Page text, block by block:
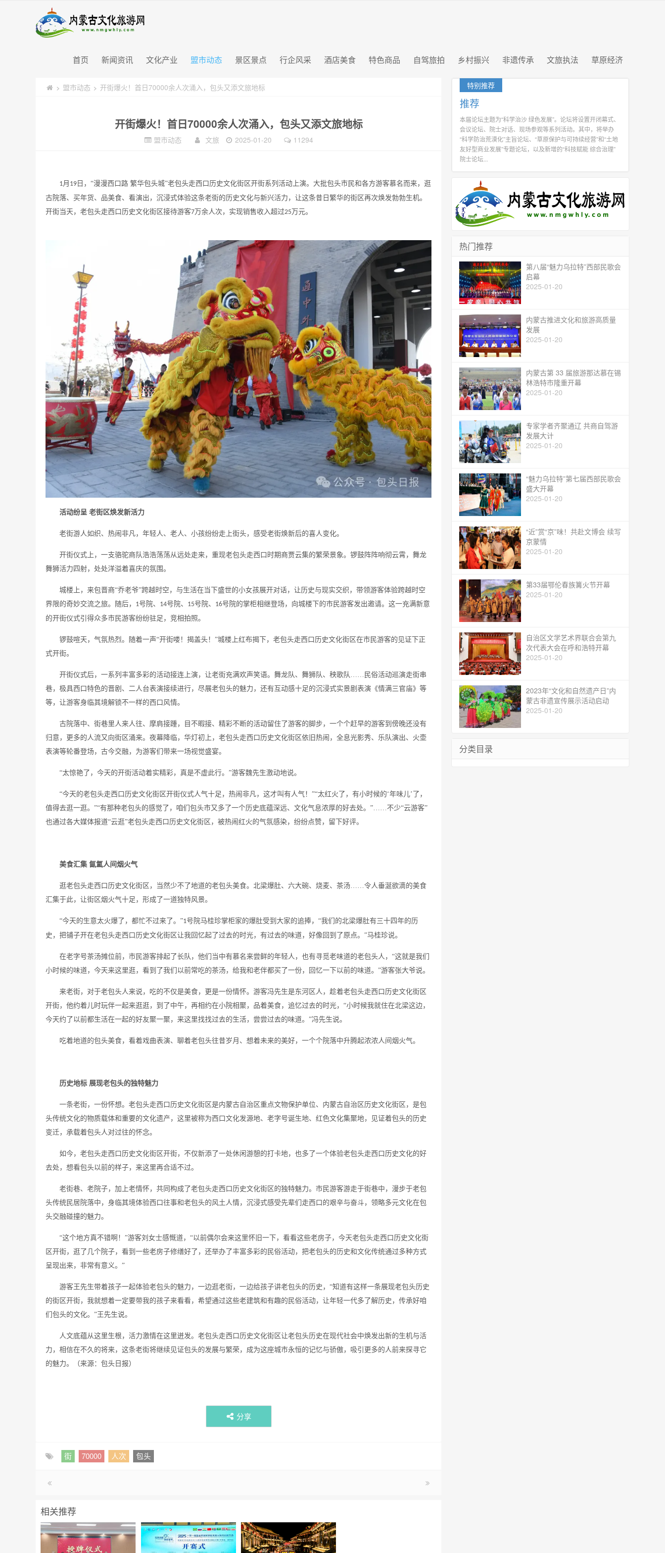
首页 新闻资讯 文化产业 盟市动态 景区景点 行企风采 酒店美食 特色商品 自驾旅拍 乡村振兴 非遗传承 文旅执法 草原经济
> 盟市动态 > 开街爆火！首日70000余人次涌入，包头又添文旅地标
开街爆火！首日70000余人次涌入，包头又添文旅地标
盟市动态 文旅 2025-01-20 11294
1月 19 日，“漫漫西口路 繁华包头城”老包头走西口历史文化街区开街系列活动上演。大批包头市民和各方游客慕名而来，逛
古院落、买年货、品美食、看演出，沉浸式体验这条老街的历史文化与新兴活力，让这条昔日繁华的街区再次焕发勃勃生机。
开街当天，老包头走西口历史文化街区接待游客7万余人次，实现销售收入超过25万元。
活动纷呈 老街区焕发新活力
老街游人如织、热闹非凡，年轻人、老人、小孩纷纷走上街头，感受老街焕新后的喜人变化。
开街仪式上，一支骆驼商队浩浩荡荡从远处走来，重现老包头走西口时期商贾云集的繁荣景象。锣鼓阵阵响彻云霄，舞龙
舞狮活力四射，处处洋溢着喜庆的氛围。
城楼上，来包晋商“乔老爷”跨越时空，与生活在当下盛世的小女孩展开对话，让历史与现实交织，带领游客体验跨越时空
界限的奇妙交流之旅。随后， 1号院、 14号院、 15号院、 16号院的掌柜相继登场，向城楼下的市民游客发出邀请。这一充满新意
的开街仪式引得众多市民游客纷纷驻足，竞相拍照。
锣鼓喧天，气氛热烈。随着一声“开街喽！揭盖头！”城楼上红布揭下，老包头走西口历史文化街区在市民游客的见证下正
式开街。
开街仪式后，一系列丰富多彩的活动接连上演，让老街充满欢声笑语。舞龙队、舞狮队、秧歌队
……民俗活动巡演走街串
巷，极具西口特色的晋剧、二人台表演接续进行，尽展老包头的魅力，还有互动感十足的沉浸式实景剧表演《情满三官庙》等
等，让游客身临其境解锁不一样的西口风情。
古院落中、街巷里人来人往、摩肩接踵，目不暇接、精彩不断的活动留住了游客的脚步，一个个赶早的游客到傍晚还没有
归意，更多的人流又向街区涌来。夜幕降临，华灯初上，老包头走西口历史文化街区依旧热闹，全息光影秀、乐队演出、火壶
表演等轮番登场，古今交融，为游客们带来一场视觉盛宴。
“太惊艳了，今天的开街活动着实精彩，真是不虚此行。”游客魏先生激动地说。
“今天的老包头走西口历史文化街区开街仪式人气十足，热闹非凡，这才叫有人气！”“太红火了，有小时候的‘年味儿’了，
值得去逛一逛。”“有那种老包头的感觉了，咱们包头市又多了一个历史底蕴深远、文化气息浓厚的好去处。”……不少“云游客”
也通过各大媒体报道“云逛”老包头走西口历史文化街区，被热闹红火的气氛感染，纷纷点赞，留下好评。
美食汇集 氤氲人间烟火气
逛老包头走西口历史文化街区，当然少不了地道的老包头美食。北梁爆肚、六大碗、烧麦、茶汤 ……令人垂涎欲滴的美食
汇集于此，让街区烟火气十足，形成了一道独特风景。
“今天的生意太火爆了，都忙不过来了。”1号院马桂珍掌柜家的爆肚受到大家的追捧，“我们的北梁爆肚有三十四年的历
史，把铺子开在老包头走西口历史文化街区让我回忆起了过去的时光，有过去的味道，好像回到了原点。”马桂珍说。
在老字号茶汤摊位前，市民游客排起了长队，他们当中有慕名来尝鲜的年轻人，也有寻觅老味道的老包头人， “这就是我们
小时候的味道，今天来这里逛，看到了我们以前常吃的茶汤，给我和老伴都买了一份，回忆一下以前的味道。”游客张大爷说。
来老街，对于老包头人来说，吃的不仅是美食，更是一份情怀。游客冯先生是东河区人，趁着老包头走西口历史文化街区
开街，他约着儿时玩伴一起来逛逛，到了中午，再相约在小院相聚，品着美食，追忆过去的时光， “小时候我就住在北梁这边，
今天约了以前都生活在一起的好友聚一聚，来这里找找过去的生活，尝尝过去的味道。”冯先生说。
吃着地道的包头美食，看着戏曲表演、聊着老包头往昔岁月、想着未来的美好，一个个院落中升腾起浓浓人间烟火气。
历史地标 展现老包头的独特魅力
一条老街，一份怀想。老包头走西口历史文化街区是内蒙古自治区重点文物保护单位、内蒙古自治区历史文化街区，是包
头传统文化的物质载体和重要的文化遗产，这里被称为西口文化发源地、老字号诞生地、红色文化集聚地，见证着包头的历史
变迁，承载着包头人对过往的怀念。
如今，老包头走西口历史文化街区开街，不仅新添了一处休闲游憩的打卡地，也多了一个体验老包头走西口历史文化的好
去处，想看包头以前的样子，来这里再合适不过。
老街巷、老院子，加上老情怀，共同构成了老包头走西口历史文化街区的独特魅力。市民游客游走于街巷中，漫步于老包
头传统民居院落中，身临其境体验西口往事和老包头的风土人情，沉浸式感受先辈们走西口的艰辛与奋斗，领略多元文化在包
头交融碰撞的魅力。
“这个地方真不错啊！”游客刘女士感慨道，“以前偶尔会来这里怀旧一下，看看这些老房子，今天老包头走西口历史文化街
区开街，逛了几个院子，看到一些老房子修缮好了，还举办了丰富多彩的民俗活动，把老包头的历史和文化传统通过多种方式
呈现出来，非常有意义。”
游客王先生带着孩子一起体验老包头的魅力，一边逛老街，一边给孩子讲老包头的历史， “知道有这样一条展现老包头历史
的街区开街，我就想着一定要带我的孩子来看看，希望通过这些老建筑和有趣的民俗活动，让年轻一代多了解历史，传承好咱
们包头的文化。”王先生说。
人文底蕴从这里生根，活力激情在这里迸发。老包头走西口历史文化街区让老包头历史在现代社会中焕发出新的生机与活
力，相信在不久的将来，这条老街将继续见证包头的发展与繁荣，成为这座城市永恒的记忆与骄傲，吸引更多的人前来探寻它
的魅力。（来源：包头日报）
分享
街 70000 人次 包头
相关推荐
特别推荐
推荐
本届论坛主题为“科学治沙 绿色发展”。论坛将设置开闭幕式、
会议论坛、院士对话、现场参观等系列活动。其中，将举办
“科学防治荒漠化”主旨论坛、“草原保护与可持续经营”和“土地
友好型商业发展”专题论坛，以及新增的“科技赋能 综合治理”
院士论坛...
热门推荐
第八届“魅力乌拉特”西部民歌会
启幕
2025-01-20
内蒙古推进文化和旅游高质量
发展
2025-01-20
内蒙古第 33 届旅游那达慕在锡
林浩特市隆重开幕
2025-01-20
专家学者齐聚通辽 共商自驾游
发展大计
2025-01-20
“魅力乌拉特”第七届西部民歌会
盛大开幕
2025-01-20
“近”赏“京”味！共赴文博会 续写
京蒙情
2025-01-20
第33届鄂伦春族篝火节开幕
2025-01-20
自治区文学艺术界联合会第九
次代表大会在呼和浩特开幕
2025-01-20
2023年“文化和自然遗产日”内
蒙古非遗宣传展示活动启动
2025-01-20
分类目录